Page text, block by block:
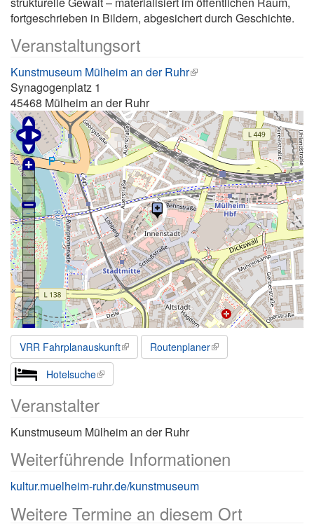
fortgeschrieben in Bildern, abgesichert durch Geschichte.
Veranstaltungsort
Kunstmuseum Mülheim an der Ruhr
Synagogenplatz 1
45468 Mülheim an der Ruhr
VRR Fahrplanauskunft
Routenplaner
Hotelsuche
Veranstalter
Kunstmuseum Mülheim an der Ruhr
Weiterführende Informationen
kultur.muelheim-ruhr.de/kunstmuseum
Weitere Termine an diesem Ort